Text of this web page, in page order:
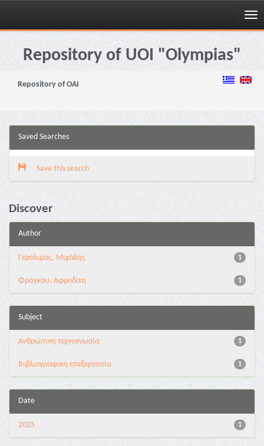
Skip
navigationRepository of UOI "Olympias"
Repository of OAI
Saved Searches
Save this search
Discover
Author
1
Γερόλιμος, Μιχάλης
1
Φράγκου, Αφροδίτη
Subject
1
Ανθρώπινη τεχνογνωσία
1
Βιβλιογραφική επεξεργασία
Date
1
2025